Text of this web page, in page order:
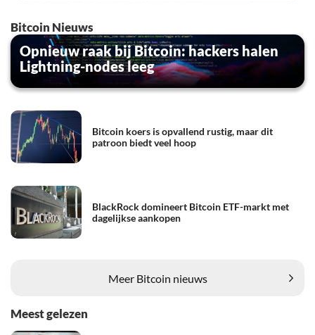
Bitcoin Nieuws
Opnieuw raak bij Bitcoin: hackers halen
Lightning-nodes leeg
Bitcoin koers is opvallend rustig, maar dit
patroon biedt veel hoop
BlackRock domineert Bitcoin ETF-markt met
dagelijkse aankopen
Meer Bitcoin nieuws
Meest gelezen